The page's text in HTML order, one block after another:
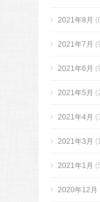
2021年8月
2021年7月
2021年6月
2021年5月
2021年4月
2021年3月
2021年1月
2020年12月